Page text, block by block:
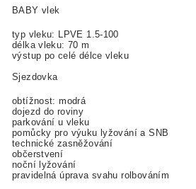
BABY vlek
typ vleku: LPVE 1.5-100
délka vleku: 70 m
výstup po celé délce vleku
Sjezdovka
obtížnost: modrá
dojezd do roviny
parkování u vleku
pomůcky pro výuku lyžování a SNB
technické zasněžování
občerstvení
noční lyžování
pravidelná úprava svahu rolbováním